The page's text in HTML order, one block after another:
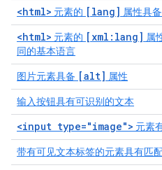
<html> 元素的 [lang] 属性具
<html> 元素的 [xml:lang] 属
同的基本语言
图片元素具备 [alt] 属性
输入按钮具有可识别的文本
<input type="image"> 元素
带有可见文本标签的元素具有匹